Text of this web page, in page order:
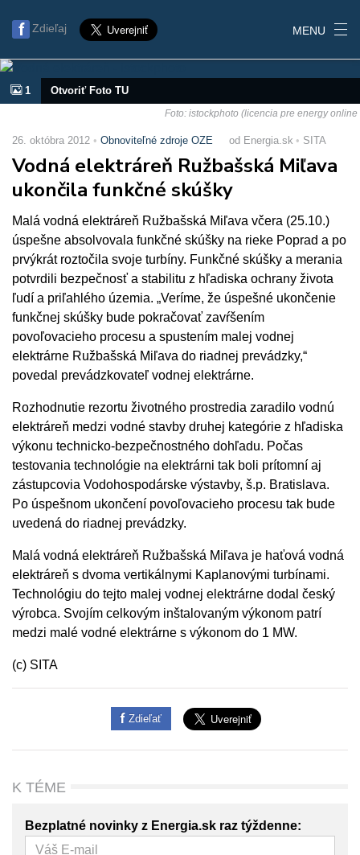
Zdieľaj MENU
1 Otvoriť Foto TU
Foto: istockphoto (licencia pre energy online
26. októbra 2012 Obnoviteľné zdroje OZE od Energia.sk SITA
Vodná elektráreň Ružbašská Miľava
ukončila funkčné skúšky
Malá vodná elektráreň Ružbašská Miľava včera (25.10.)
úspešne absolvovala funkčné skúšky na rieke Poprad a po
prvýkrát roztočila svoje turbíny. Funkčné skúšky a merania
potvrdili bezpečnosť a stabilitu z hľadiska ochrany života
ľudí a priľahlého územia. „Veríme, že úspešné ukončenie
funkčnej skúšky bude pokračovať zavŕšením
povoľovacieho procesu a spustením malej vodnej
elektrárne Ružbašská Miľava do riadnej prevádzky,“
povedal prevádzkovateľ vodnej elektrárne.
Rozhodnutie rezortu životného prostredia zaradilo vodnú
elektráreň medzi vodné stavby druhej kategórie z hľadiska
výkonu technicko-bezpečnostného dohľadu. Počas
testovania technológie na elektrárni tak boli prítomní aj
zástupcovia Vodohospodárske výstavby, š.p. Bratislava.
Po úspešnom ukončení povoľovacieho procesu tak bude
uvedená do riadnej prevádzky.
Malá vodná elektráreň Ružbašská Miľava je haťová vodná
elektráreň s dvoma vertikálnymi Kaplanovými turbínami.
Technológiu do tejto malej vodnej elektrárne dodal český
výrobca. Svojím celkovým inštalovaným výkonom patrí
medzi malé vodné elektrárne s výkonom do 1 MW.
(c) SITA
Zdieľať
K TÉME
Bezplatné novinky z Energia.sk raz týždenne: